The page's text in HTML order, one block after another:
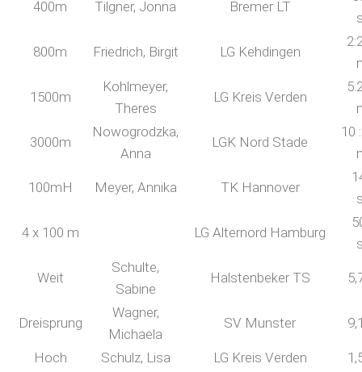
400m Tilgner, Jonna Bremer LT
800m Friedrich, Birgit LG Kehdingen
1500m
Kohlmeyer,
Theres
LG Kreis Verden
3000m
Nowogrodzka,
Anna
LGK Nord Stade
10
100mH Meyer, Annika TK Hannover
4 x 100 m LG Alternord Hamburg
Weit
Schulte,
Sabine
Halstenbeker TS
Dreisprung
Wagner,
Michaela
SV Munster
Hoch Schulz, Lisa LG Kreis Verden